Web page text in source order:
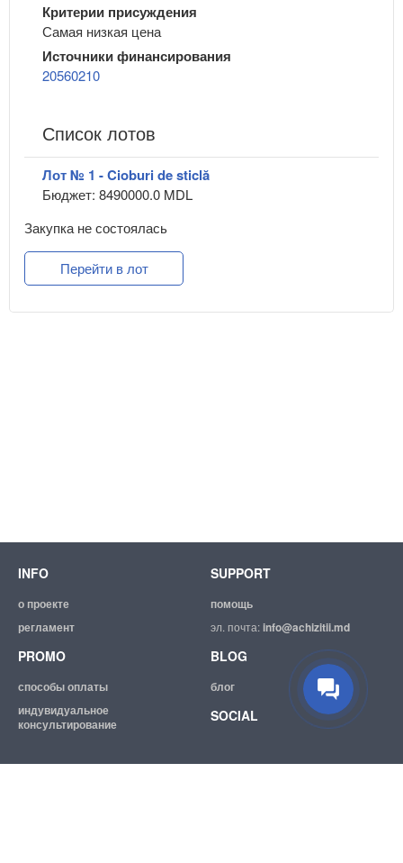
Критерии присуждения
Самая низкая цена
Источники финансирования
20560210
Список лотов
Лот № 1 - Cioburi de sticlă
Бюджет: 8490000.0 MDL
Закупка не состоялась
Перейти в лот
INFO
о проекте
регламент
SUPPORT
помощь
эл. почта:info@achizitii.md
PROMO
способы оплаты
индувидуальное
консультирование
BLOG
блог
SOCIAL